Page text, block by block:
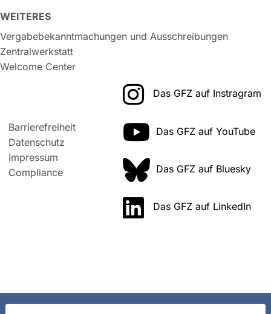
WEITERES
Vergabebekanntmachungen und Ausschreibungen
Zentralwerkstatt
Welcome Center
Barrierefreiheit
Datenschutz
Impressum
Compliance
Das GFZ auf Instragram
Das GFZ auf YouTube
Das GFZ auf Bluesky
Das GFZ auf LinkedIn